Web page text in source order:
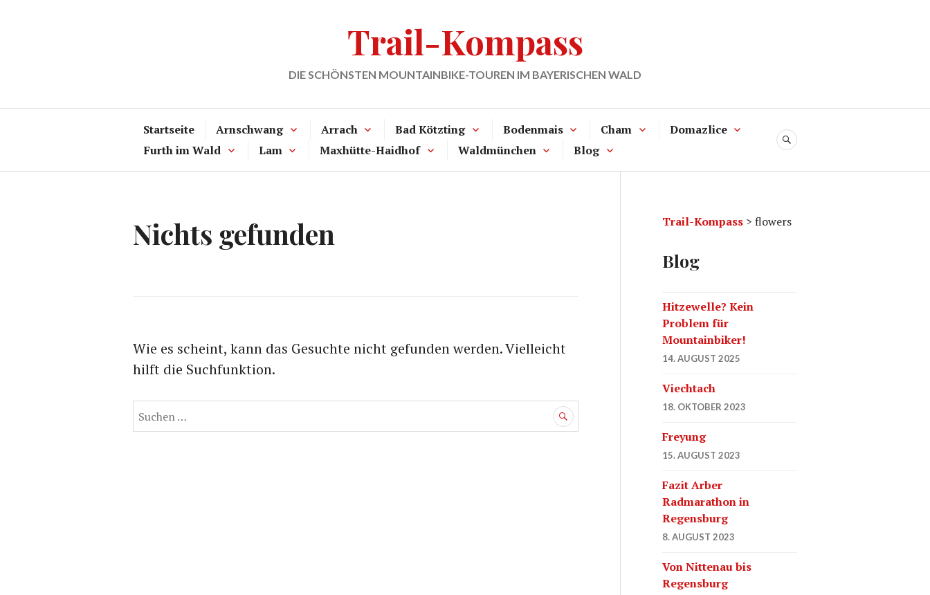
Trail-Kompass
DIE SCHÖNSTEN MOUNTAINBIKE-TOUREN IM BAYERISCHEN WALD
Startseite Arnschwang Arrach Bad Kötzting Bodenmais Cham
Domazlice
Furth im Wald
Lam Maxhütte-Haidhof Waldmünchen Blog
SUCHE
Nichts gefunden
Wie es scheint, kann das Gesuchte nicht gefunden werden. Vielleicht
hilft die Suchfunktion.
Suchen
nach:
Trail-Kompass > flowers
Blog
Hitzewelle? Kein
Problem für
Mountainbiker!
14. AUGUST 2025
Viechtach
18. OKTOBER 2023
Freyung
15. AUGUST 2023
Fazit Arber
Radmarathon in
Regensburg
8. AUGUST 2023
Von Nittenau bis
Regensburg